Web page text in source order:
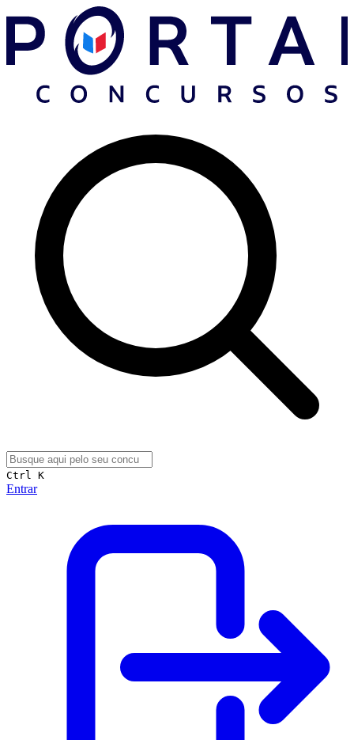
Ctrl K
Entrar